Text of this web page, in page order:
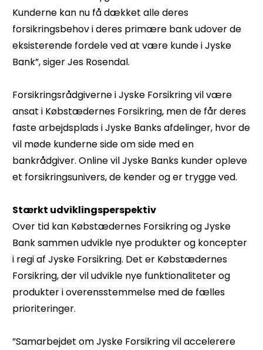
Kunderne kan nu få dækket alle deres
forsikringsbehov i deres primære bank udover de
eksisterende fordele ved at være kunde i Jyske
Bank”, siger Jes Rosendal.
Forsikringsrådgiverne i Jyske Forsikring vil være
ansat i Købstædernes Forsikring, men de får deres
faste arbejdsplads i Jyske Banks afdelinger, hvor de
vil møde kunderne side om side med en
bankrådgiver. Online vil Jyske Banks kunder opleve
et forsikringsunivers, de kender og er trygge ved.
Stærkt udviklingsperspektiv
Over tid kan Købstædernes Forsikring og Jyske
Bank sammen udvikle nye produkter og koncepter
i regi af Jyske Forsikring. Det er Købstædernes
Forsikring, der vil udvikle nye funktionaliteter og
produkter i overensstemmelse med de fælles
prioriteringer.
”Samarbejdet om Jyske Forsikring vil accelerere